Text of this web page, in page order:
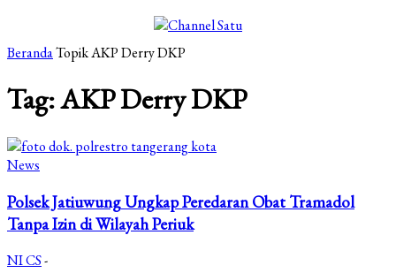
BerandaTopikAKP Derry DKP
Tag: AKP Derry DKP
News
Polsek Jatiuwung Ungkap Peredaran Obat Tramadol
Tanpa Izin di Wilayah Periuk
NI CS-